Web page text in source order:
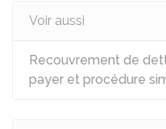
Voir aussi
Recouvrement de
payer et procédure